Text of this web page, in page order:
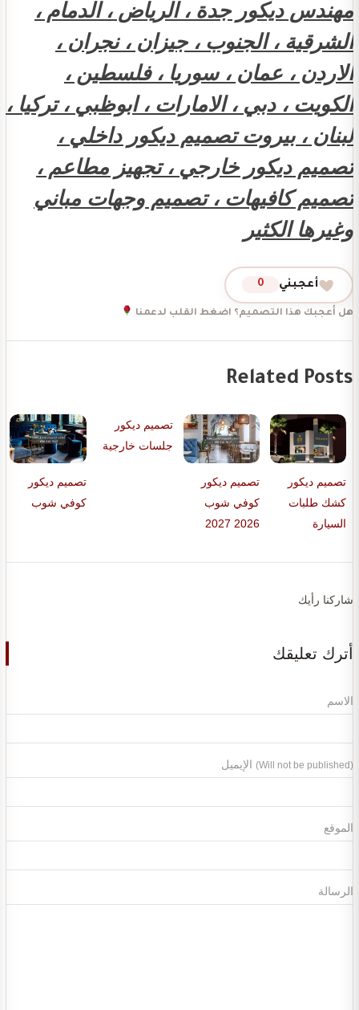
مهندس ديكور جدة ، الرياض ، الدمام ،
الشرقية ، الجنوب ، جيزان ، نجران ،
الاردن ، عمان ، سوريا ، فلسطين ،
الكويت ، دبي ، الامارات ، ابوظبي ، تركيا ،
لبنان ، بيروت تصميم ديكور داخلي ،
تصميم ديكور خارجي ، تجهيز مطاعم ،
تصميم كافيهات ، تصميم وجهات مباني
وغيرها الكثير
أعجبني 0
هل أعجبك هذا التصميم؟ اضغط القلب لدعمنا
Related Posts
تصميم ديكور
كوفي شوب
تصميم ديكور
جلسات خارجية
تصميم ديكور
كوفي شوب
2026 2027
تصميم ديكور
كشك طلبات
السيارة
شاركنا رأيك
أترك تعليقك
الاسم
(Will not be published)
الموقع
الرسالة